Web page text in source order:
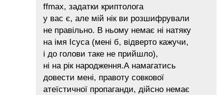
ffmax, задатки криптолога
у вас є, але мій нік ви розшифрували
не правільно. В ньому немає ні натяку
на імя Ісуса (мені б, відверто кажучи,
і до голови таке не прийшло),
ні на рік народження.А намагатись
довести мені, правоту совкової
атеїстичної пропаганди, дійсно немає